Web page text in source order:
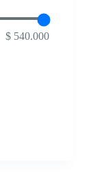
$ 540.000